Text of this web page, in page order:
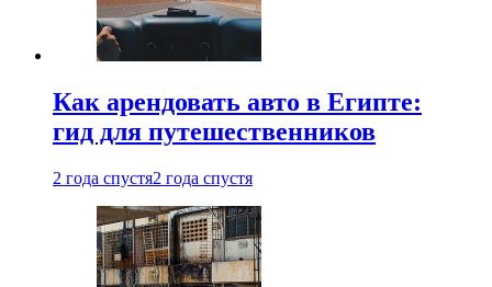
Как арендовать авто в Египте:
гид для путешественников
2 года спустя2 года спустя